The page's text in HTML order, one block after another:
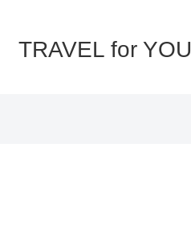
TRAVEL for YOU